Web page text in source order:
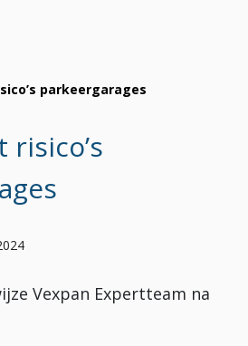
parkeergarages
Vexpan Expertteam na